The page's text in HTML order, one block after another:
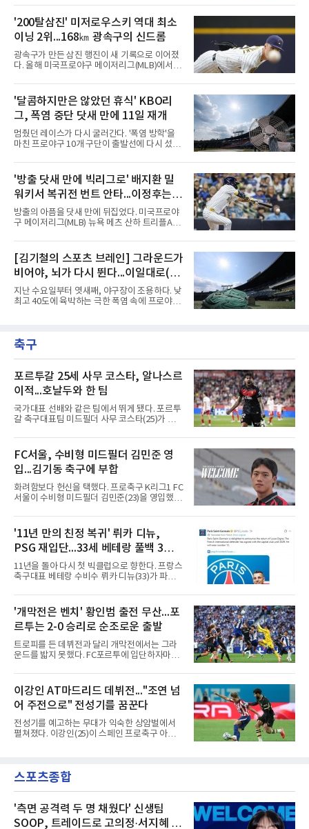
색하게 만들 만큼, 마운드의 핵심 기둥들이 무더
기로 흔들리거나 팀을 떠났다. 화려한 타선 보강
뒤에 가려져 있던 투수진의 민낯이 고스란히 드
러난 셈이다.이번 참사의 도화선은 헐거워진 마
운드 뎁스 그 자체였다. 지난 스토브리그에서 한
화는 최대 100억 원을 투자해 거물 타자 강백호
를 전격 영입하며 타선의 파괴력을 극대화했다.
적으로 FA 자격으로 팀을 떠난 김범수는 KIA 타
이거즈로 유니폼을 갈아입
'200탈삼진' 미저로우스키 역대 최소
이닝 2위...168㎞ 광속구의 신드롬
광속구가 만든 삼진 행진이 새 기록으로 이어졌
다. 올해 미국프로야구 메이저리그(MLB)에서 시
완 제이컵 미저로우스키(밀워키 브루어스)가 역
대 최소 이닝 시즌 200탈삼진 2위 기록을 세웠
다.미저로우스키는 10일(한국시간) 미국 위스콘
신주 밀워키 아메리칸패밀리필드에서 열린 미네
소타 트윈스전에 선발로 나서 6이닝 9탈삼진 3
실점을 기록했다. 3회 첫 타자 앨런 로든을 헛스
윙 삼진으로 처리하며 시즌 200번째 삼진을 잡
닝 신기록을 세웠다. MLB닷컴이 엘리어스 스포
츠뷰로 자료를 인용해 소개한 바에
'달콤하지만은 않았던 휴식' KBO리
그, 폭염 중단 닷새 만에 11일 재개
멈췄던 레이스가 다시 굴러간다. '폭염 방학'을
마친 프로야구 10개 구단이 출발선에 다시 섰다.
SOL KBO리그는 11일 전국 5개 구장 경기를 시
작으로 일정을 이어간다. 국제종합대회 대표 파
견을 제외하면 정규리그가 다른 사유로 멈춘 것
은 코로나19 집단 감염을 겪은 2021년 7월 이후
5년 만이자 역대 두 번째다. KBO 사무국은 더위
가 최고조에 이른 5∼9일 25경기를 전면 취소하
고 9월 이후 일정을 다시 편성해 치르기로 했다.
시면 경기 시간은 예전으로 돌아갈 수 있다.선수
들에게는 올해 세 번째 출발이
'방출 닷새 만에 빅리그로' 배지환 밀
워키서 복귀전 번트 안타...이정후는
타율 2할대로
방출의 아픔을 닷새 만에 뒤집었다. 미국프로야
구 메이저리그(MLB) 뉴욕 메츠 산하 트리플A에
스 이적과 동시에 빅리그에 복귀했다.배지환은
10일(한국시간) 미국 위스콘신주 밀워키 아메리
칸패밀리필드에서 열린 미네소타 트윈스전에 밀
워키 유니폼을 입고 나섰다. 구단은 이날 마이너
리그 계약한 배지환을 26인 로스터에 올렸다고
발표했다.복귀 무대에서 결과도 나왔다. 3-3으
로 맞선 7회초 2루 대수비로 들어간 그는 7회말
연속 빅리그를 누볐던 그의 올 시즌 첫 안타였다.
9회말 무사 1루에서도 보내
[김기철의 스포츠 브레인] 그라운드가
비어야, 뇌가 다시 뛴다...이일대로(以
逸待勞)의 지혜
지난 수요일부터 엿새째, 야구장이 조용하다. 낮
최고 40도에 육박하는 극한 폭염 속에 프로야구
다. 문밖을 나서면 거리는 사우나 한증막이고 10
여 분 걷기도 힘들고 머리도 멍해지는 날이 계속
지금 이 침묵은 승리도 패배도 아닌 다른 질문을
던진다. 왜 뛰지 않는 쪽이 오히려 더 똑똑한 선
택일 수 있을까.우리 뇌 깊숙한 곳, 뇌간 바로 위
에는 체온을 24시간 감시하는 자동 온도조절기
가 있다. 시상하부라는 이 작은 기관은 혈액 온도
가 0.5도만
축구
포르투갈 25세 사무 코스타, 알나스르
이적...호날두와 한 팀
국가대표 선배와 같은 팀에서 뛰게 됐다. 포르투
갈 축구대표팀 미드필더 사무 코스타(25)가 사
스티아누 호날두와 함께한다.사우디 프로리그
디펜딩 챔피언 알나스르는 9일(현지시간) 스페
인 라리가 마요르카에서 코스타를 영입했다고
발표했다. 구단은 사회관계망서비스(SNS)에 여
정이 시작된다며, 전투에서 승리한 기사가 갑옷
을 벗자 팀 유니폼을 입은 코스타가 나타나는 영
상을 함께 올렸다. 마요르카도 이적 합의를 알리
서 프로에 데뷔한 2000년생 수비형 미드필더인
그는 UD 알메리아(스페인)를 거
FC서울, 수비형 미드필더 김민준 영
입...김기동 축구에 부합
화려함보다 헌신을 택했다. 프로축구 K리그1 FC
서울이 수비형 미드필더 김민준(23)을 영입했다
은 대학 무대를 지나 최근 K4리그 서산 파이오니
아FC에서 뛰었다. 180㎝의 신장을 갖춘 그에 대
해 서울 구단은 활동량과 기동력, 중원에서 공수
균형을 잡아주는 플레이가 강점이라고 설명했
다.영입 배경은 감독의 축구 색깔과 맞닿아 있다.
서울은 화려하지 않아도 끊임없이 움직이며 팀
에 헌신하는 김민준의 플레이를 높이 샀다. 많은
니라 성장 가능성까지 고려해 영입을 결정했다.
효과도 기대된다. K리그1
'11년 만의 친정 복귀' 뤼카 디뉴,
PSG 재입단...33세 베테랑 풀백 3년
계약
11년을 돌아 다시 첫 빅클럽으로 향한다. 프랑스
축구대표 베테랑 수비수 뤼카 디뉴(33)가 파리
10일(한국시간) 애스턴 빌라(잉글랜드)에서 뛰
어온 디뉴를 재영입했다고 발표했다. 계약 기간
은 2029년까지 3년이며, 등번호는 12번이다. 구
체적인 이적료는 공개되지 않았으나 영국 BBC
는 PSG가 왼쪽 풀백 디뉴의 바이아웃인 850만
파운드(약 162억원)를 애스턴 빌라에 지불하기
로 했다고 전했다.돌아오는 길은 길었다. 프랑스
프랑스컵 1회, 리그컵 2회 우승 등을 경험했다.
이후 AS로마 임대와 바르셀로나(스페
'개막전은 벤치' 황인범 출전 무산...포
르투는 2-0 승리로 순조로운 출발
트로피를 든 데뷔전과 달리 개막전에서는 그라
운드를 밟지 못했다. FC포르투에 입단하자마자
인범(29)이 정규리그 개막전에서는 벤치를 지켰
다.포르투는 10일(한국시간) 포르투갈 포르투의
이스타디우 두 드라강에서 열린 알베르카와의
2026-2027 포르투갈 프리메이라리가 1라운드
홈 경기에서 2-0으로 이겼다. 두 골 모두 페널티
킥에서 나왔다. 전반 9분 안드레 실바가 상대 골
키퍼의 반칙으로 얻은 페널티킥을 직접 성공시
난 시즌 챔피언 포르투는 리그 2연패이자 통산
32번째 우승을 향한 첫발을 기분 좋
이강인 AT마드리드 데뷔전..."조연 넘
어 주전으로" 전성기를 꿈꾼다
전성기를 예고하는 무대가 익숙한 상암벌에서
펼쳐졌다. 이강인(25)이 스페인 프로축구 아틀
티)의 2026 쿠팡플레이 시리즈 친선경기는 사실
상 이강인을 위한 거대한 입단식이었다. 킥오프
고, 그의 영문 이름과 새 등번호 '7'이 박힌 붉은
줄무늬 유니폼이 유독 눈에 띄었다. 경기장에는
스포츠종합
'측면 공격력 두 명 채웠다' 신생팀
SOOP, 트레이드로 고의정·서지혜 영